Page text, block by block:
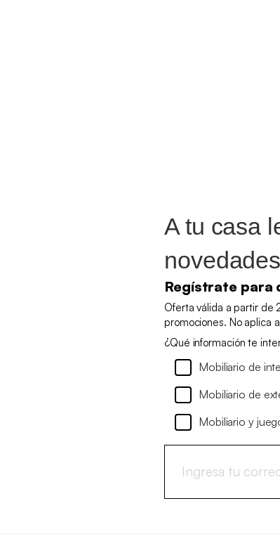
A tu casa
novedades
Regístrate para
Oferta válida a partir de
promociones. No aplica
¿Qué información te
Mobiliario de
Mobiliario de
Mobiliario y